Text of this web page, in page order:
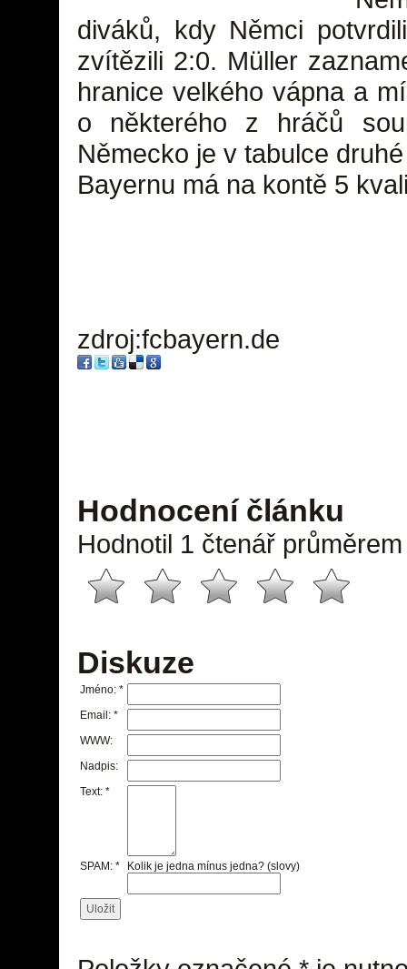
diváků, kdy Němci
zvítězili 2:0. Müller
hranice velkého vápna a
o některého z hráčů
Německo je v tabulce
Bayernu má na kontě 5
zdroj:fcbayern.de
Hodnocení článku
Hodnotil 1 čtenář
Diskuze
Jméno: *
Email: *
WWW:
Nadpis:
Text: *
SPAM: * Kolik je jedna mínus jedna? (slovy)